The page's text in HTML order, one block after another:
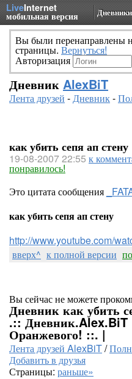
LiveInternet
мобильная версия Дневники
Вы были перенаправлены
страницы. Вернуться!
Авторизация
Дневник AlexBiT
Лента друзей -Дневник-
как убить сепя ап стену
19-08-2007 22:55 к
понравилось!
Это цитата сообщения
как убить сепя ап стену
http://www.youtube.com/
вверх^ к полной версии
Вы сейчас не можете
Дневник как убить
.:: Дневник.Alex.BiT
Оранжевого! ::. |
Лента друзей AlexBiT/
Добавить в друзья
Страницы: раньше»